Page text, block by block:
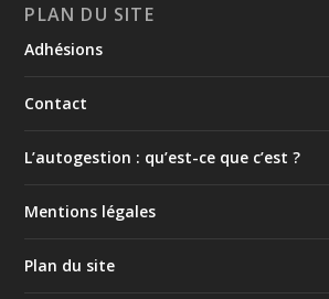
PLAN DU SITE
Adhésions
Contact
L’autogestion : qu’est-ce que c’est ?
Mentions légales
Plan du site